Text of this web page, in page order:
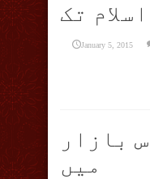
تک
January 5, 2015
بازار
میں